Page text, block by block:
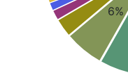
6%